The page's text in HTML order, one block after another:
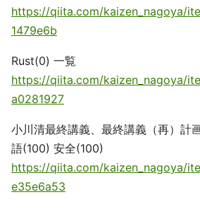
https://qiita.com/kaizen_nagoya/
1479e6b
Rust(0) 一覧
https://qiita.com/kaizen_nagoya/
a0281927
小川清最終講義、最終講義（再）計
語(100) 安全(100)
https://qiita.com/kaizen_nagoya/
e35e6a53